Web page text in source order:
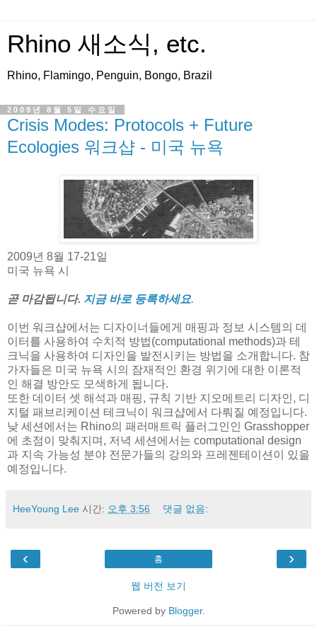
Rhino 새소식, etc.
Rhino, Flamingo, Penguin, Bongo, Brazil
2009년 8월 5일 수요일
Crisis Modes: Protocols + Future
Ecologies 워크샵 - 미국 뉴욕
2009년 8월 17-21일
미국 뉴욕 시
곧 마감됩니다. 지금 바로 등록하세요.
이번 워크샵에서는 디자이너들에게 매핑과 정보 시스템의 데
이터를 사용하여 수치적 방법(computational methods)과 테
크닉을 사용하여 디자인을 발전시키는 방법을 소개합니다. 참
가자들은 미국 뉴욕 시의 잠재적인 환경 위기에 대한 이론적
인 해결 방안도 모색하게 됩니다.
또한 데이터 셋 해석과 매핑, 규칙 기반 지오메트리 디자인, 디
지털 패브리케이션 테크닉이 워크샵에서 다뤄질 예정입니다.
낮 세션에서는 Rhino의 패러매트릭 플러그인인 Grasshopper
에 초점이 맞춰지며, 저녁 세션에서는 computational design
과 지속 가능성 분야 전문가들의 강의와 프레젠테이션이 있을
예정입니다.
HeeYoung Lee 시간: 오후 3:56 댓글 없음:
‹ ›
홈
웹 버전 보기
Powered by Blogger.